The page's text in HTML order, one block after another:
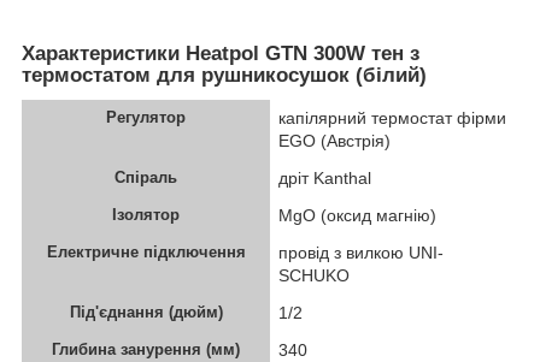
Характеристики Heatpol GTN 300W тен з
термостатом для рушникосушок (білий)
Регулятор
капілярний термостат фірми
EGO (Австрія)
Спіраль дріт Kanthal
Ізолятор MgO (оксид магнію)
Електричне підключення
провід з вилкою UNI-
SCHUKO
Під'єднання (дюйм) 1/2
Глибина занурення (мм) 340